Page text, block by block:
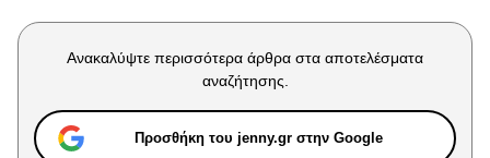
Πρόσωπα
Συνεντεύξεις
Who
Ανακαλύψτε περισσότερα άρθρα στα αποτελέσματα
αναζήτησης.
Προσθήκη του jenny.gr στην Google